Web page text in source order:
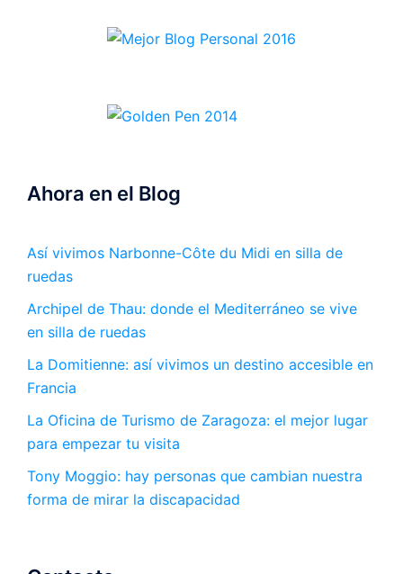
Ahora en el Blog
Así vivimos Narbonne-Côte du Midi en silla de
ruedas
Archipel de Thau: donde el Mediterráneo se vive
en silla de ruedas
La Domitienne: así vivimos un destino accesible en
Francia
La Oficina de Turismo de Zaragoza: el mejor lugar
para empezar tu visita
Tony Moggio: hay personas que cambian nuestra
forma de mirar la discapacidad